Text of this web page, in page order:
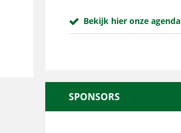
Bekijk hier onze agenda
SPONSORS